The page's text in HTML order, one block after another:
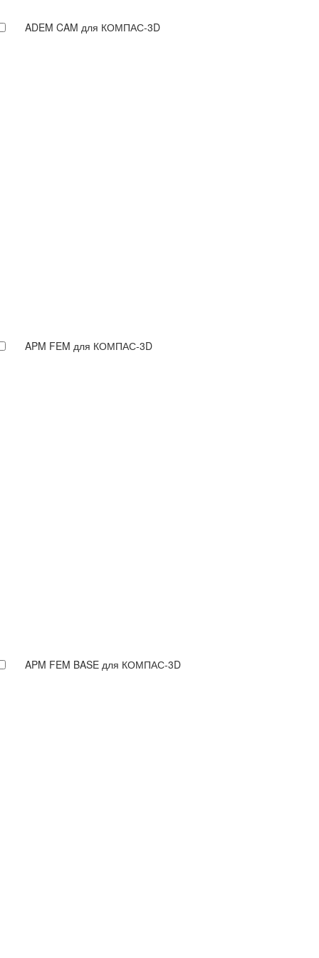
ADEM CAM для КОМПАС-3D
APM FEM для КОМПАС-3D
APM FEM BASE для КОМПАС-3D